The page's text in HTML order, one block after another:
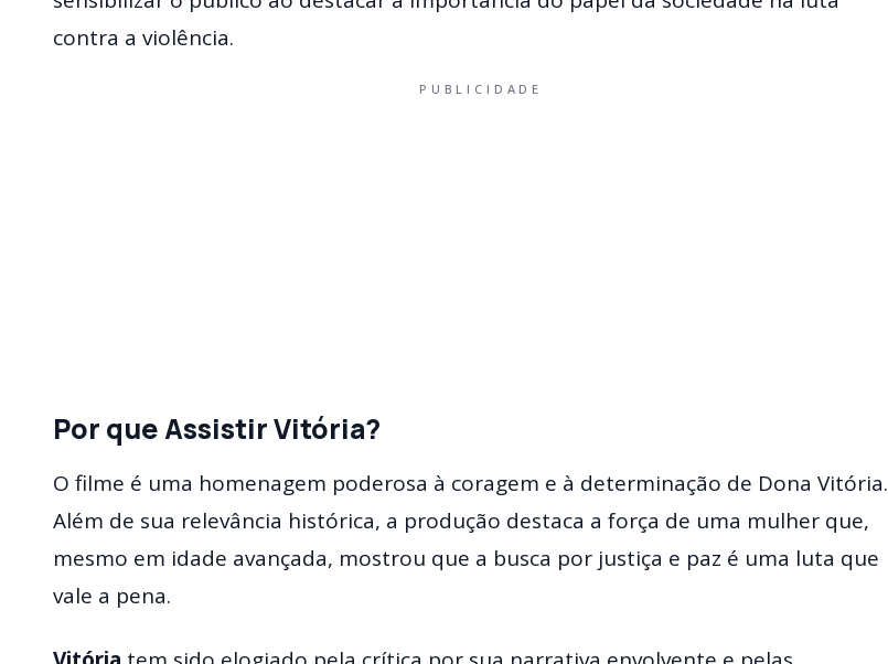
contra a violência.
PUBLICIDADE
Por que Assistir Vitória?
O filme é uma homenagem poderosa à coragem e à determinação de Dona Vitória.
Além de sua relevância histórica, a produção destaca a força de uma mulher que,
mesmo em idade avançada, mostrou que a busca por justiça e paz é uma luta que
vale a pena.